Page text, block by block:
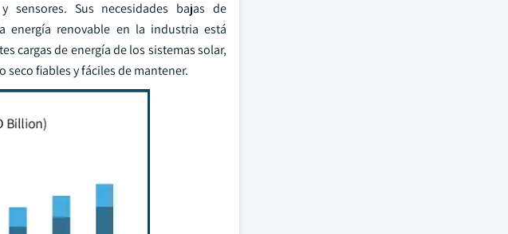
sensores. Sus necesidades bajas de
energía renovable en la industria está
cargas de energía de los sistemas solar,
fiables y fáciles de mantener.